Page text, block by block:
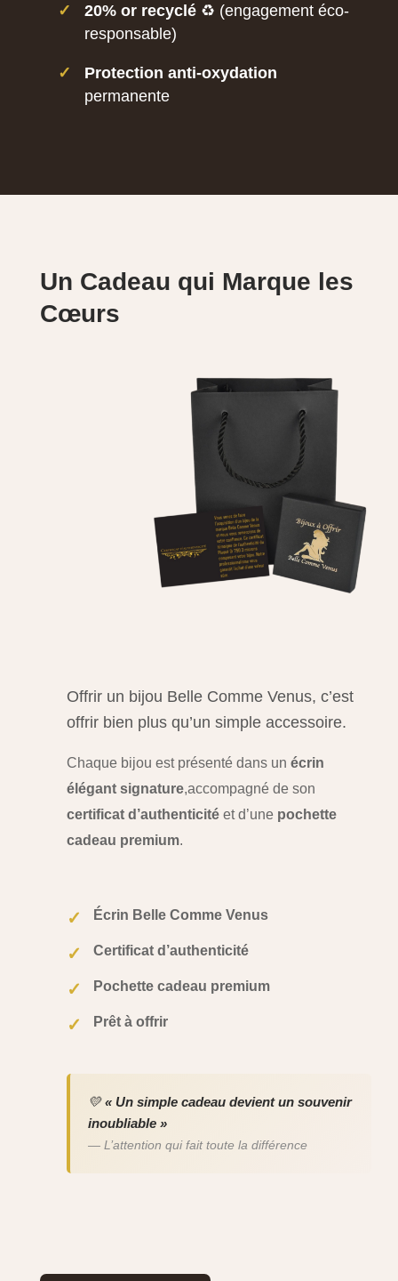
✓ 20% or recyclé♻️ (engagement éco-
responsable)
✓
Protection anti-oxydation
permanente
Un Cadeau qui Marque les
Cœurs
Offrir un bijou Belle Comme Venus, c’est
offrir bien plus qu’un simple accessoire.
Chaque bijou est présenté dans un écrin
élégant signature,accompagné de son
certificat d’authenticitéet d’une pochette
cadeau premium.
✓ Écrin Belle Comme Venus
✓ Certificat d’authenticité
✓ Pochette cadeau premium
✓ Prêt à offrir
💛« Un simple cadeau devient un souvenir
inoubliable »
— L’attention qui fait toute la différence